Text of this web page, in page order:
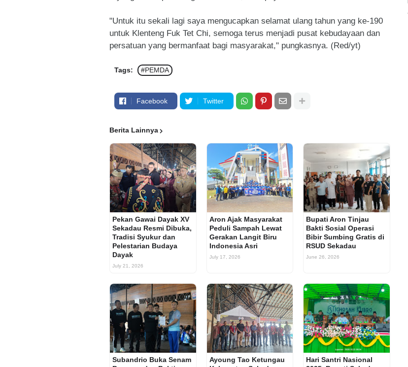
"Untuk itu sekali lagi saya mengucapkan selamat ulang tahun yang ke-190
untuk Klenteng Fuk Tet Chi, semoga terus menjadi pusat kebudayaan dan
persatuan yang bermanfaat bagi masyarakat," pungkasnya. (Red/yt)
Tags: #PEMDA
Facebook Twitter
Berita Lainnya
Pekan Gawai Dayak XV
Sekadau Resmi Dibuka,
Tradisi Syukur dan
Pelestarian Budaya
Dayak
July 21, 2026
Aron Ajak Masyarakat
Peduli Sampah Lewat
Gerakan Langit Biru
Indonesia Asri
July 17, 2026
Bupati Aron Tinjau
Bakti Sosial Operasi
Bibir Sumbing Gratis di
RSUD Sekadau
June 26, 2026
Subandrio Buka Senam
Ayoung Tao Ketungau
Hari Santri Nasional